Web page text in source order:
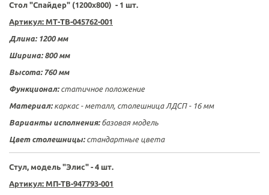
Стол "Спайдер" (1200х800) - 1 шт.
Артикул: МТ-ТВ-045762-001
Длина: 1200 мм
Ширина: 800 мм
Высота: 760 мм
Функционал: статичное положение
Материал: каркас - металл, столешница ЛДСП - 16 мм
Варианты исполнения:базовая модель
Цвет столешницы:стандартные цвета
Стул, модель "Элис" - 4 шт.
Артикул: МП-ТВ-947793-001